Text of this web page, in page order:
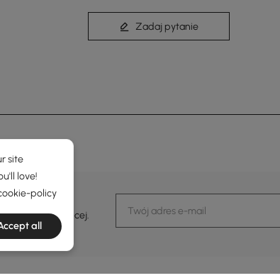
Zadaj pytanie
i więcej.
site
love!
policy
all